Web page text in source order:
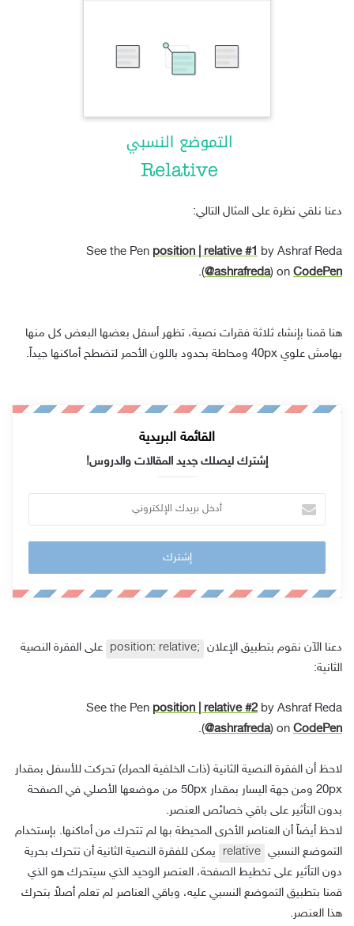
دعنا نلقي نظرة على المثال التالي:
See the Pen position | relative #1 by Ashraf Reda
(@ashrafreda) on CodePen
.
هنا قمنا بإنشاء ثلاثة فقرات نصية، تظهر أسفل بعضها البعض كل منها
بهامش علوي 40px ومحاطة بحدود باللون الأحمر لتضطح أماكنها جيداً.
القائمة البريدية
إشترك ليصلك جديد المقالات والدروس!
د
خ
د
ك
ل
إ
ك
ت
ر
و
ن
ي
دعنا الآن نقوم بتطبيق الإعلان position: relative; على الفقرة النصية
الثانية:
See the Pen position | relative #2 by Ashraf Reda
(@ashrafreda) on CodePen
.
لاحظ أن الفقرة النصية الثانية (ذات الخلفية الحمراء) تحركت للأسفل بمقدار
20px ومن جهة اليسار بمقدار 50px من موضعها الأصلي في الصفحة
بدون التأثير على باقي خصائص العنصر.
لاحظ أيضاً أن العناصر الأخرى المحيطة بها لم تتحرك من أماكنها. بإستخدام
التموضع النسبي relative
يمكن للفقرة النصية الثانية أن تتحرك بحرية
دون التأثير على تخطيط الصفحة، العنصر الوحيد الذي سيتحرك هو الذي
قمنا بتطبيق التموضع النسبي عليه، وباقي العناصر لم تعلم أصلاً بتحرك
هذا العنصر.